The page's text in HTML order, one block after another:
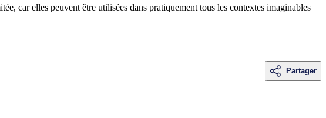
car elles peuvent être utilisées dans pratiquement tous les contextes imaginables
Partager